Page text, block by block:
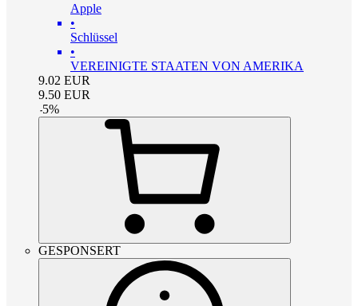
Apple
•
Schlüssel
•
VEREINIGTE STAATEN VON AMERIKA
9.02 EUR
9.50 EUR
-5%
GESPONSERT